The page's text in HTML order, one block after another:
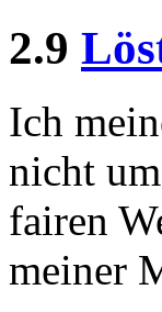
2.9
Ich
nicht
fairen
meiner